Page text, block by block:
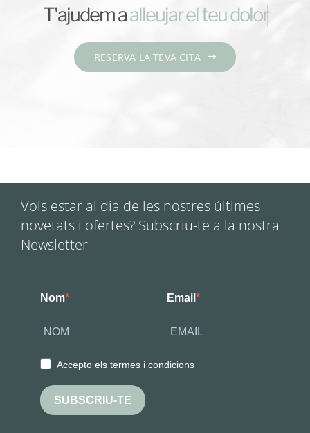
T'ajudem a
RESERVA LA TEVA CITA
Vols estar al dia de les nostres últimes
novetats i ofertes? Subscriu-te a la nostra
Newsletter
Nom Email
Accepto els termes i condicions
SUBSCRIU-TE